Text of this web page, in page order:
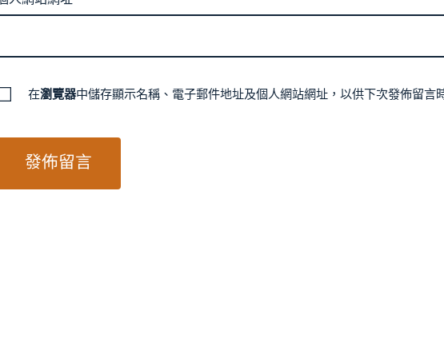
在瀏覽器中儲存顯示名稱、電子郵件地址及個人網站網址，以供下次發佈留言